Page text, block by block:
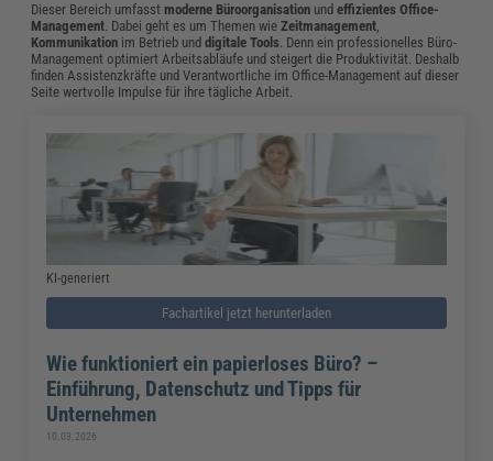
Dieser Bereich umfasst moderne Büroorganisation undeffizientes Office-
Management. Dabei geht es um Themen wieZeitmanagement,
Kommunikation im Betrieb unddigitale Tools. Denn ein professionelles Büro-
Management optimiert Arbeitsabläufe und steigert die Produktivität. Deshalb
finden Assistenzkräfte und Verantwortliche im Office-Management auf dieser
Seite wertvolle Impulse für ihre tägliche Arbeit.
KI-generiert
Fachartikel jetzt herunterladen
Wie funktioniert ein papierloses Büro? –
Einführung, Datenschutz und Tipps für
Unternehmen
10.03.2026